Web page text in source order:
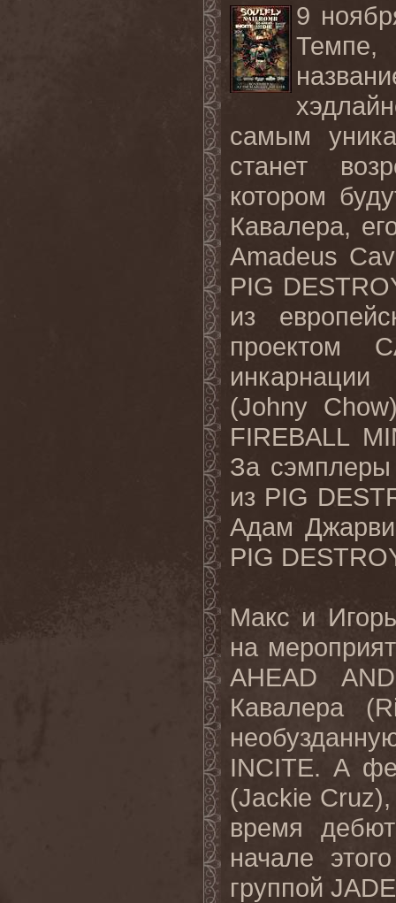
9
Темпе,
самым
станет
котором
Кавалера,
Amadeus
PIG
из
проектом
(Johny
FIREBALL
За сэмплеры
из PIG
Адам
PIG
Макс и
на
AHEAD
Кавалера
INCITE. А
(Jackie
время
начале
группой